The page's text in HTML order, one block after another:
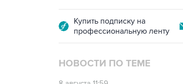
Купить подписку на
профессиональную ленту
НОВОСТИ ПО ТЕМЕ